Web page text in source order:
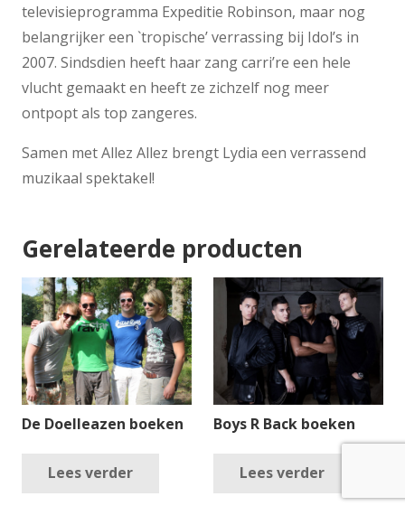
televisieprogramma Expeditie Robinson, maar nog
belangrijker een `tropische’ verrassing bij Idol’s in
2007. Sindsdien heeft haar zang carri’re een hele
vlucht gemaakt en heeft ze zichzelf nog meer
ontpopt als top zangeres.
Samen met Allez Allez brengt Lydia een verrassend
muzikaal spektakel!
Gerelateerde producten
De Doelleazen boeken
Lees verder
Boys R Back boeken
Lees verder